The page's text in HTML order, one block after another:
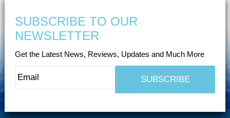
SUBSCRIBE TO OUR
NEWSLETTER
Get the Latest News, Reviews, Updates and Much More